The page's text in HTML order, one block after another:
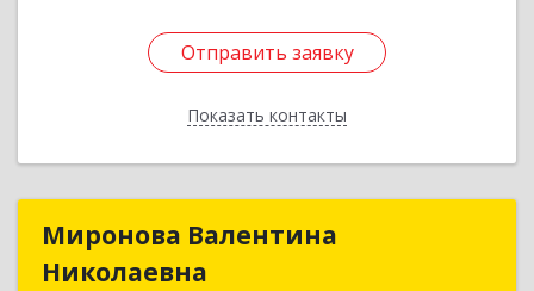
Отправить заявку
Показать контакты
Отправить заявку
Назад
Миронова Валентина
Николаевна
Миронова Валентина